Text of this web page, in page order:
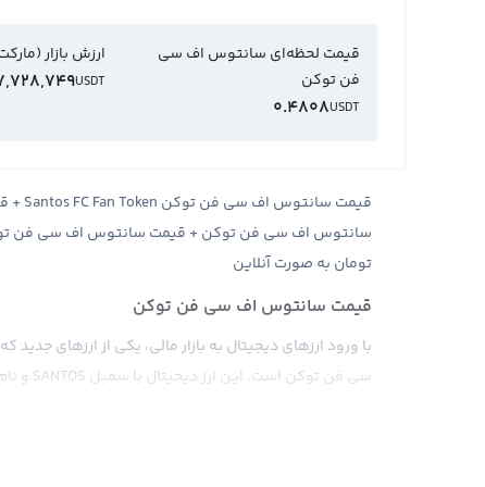
قیمت لحظه‌ای سانتوس اف سی
فن توکن
USDT
0.4808
ارزش بازار
USDT
سانتوس اف سی فن توکن + قیمت سانتوس اف سی فن
تومان به صورت آنلاین
قیمت سانتوس اف سی فن توکن
با ورود ارزهای دیجیتال به بازار مالی، یکی از ارزهای
طرفداران باشگاه و تیم فوتبال را ایجاد کند و به آن‌ها